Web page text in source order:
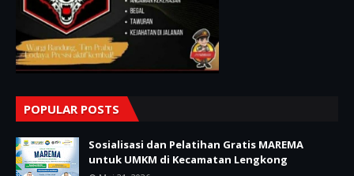
POPULAR POSTS
Sosialisasi dan Pelatihan Gratis MAREMA
untuk UMKM di Kecamatan Lengkong